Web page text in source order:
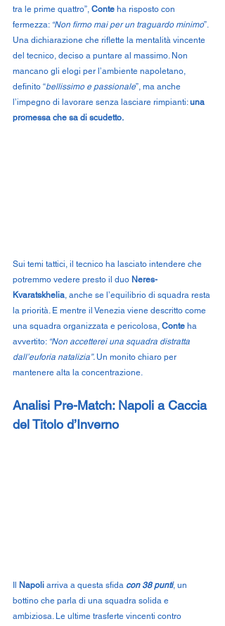
tra le prime quattro”, Conte ha risposto con
fermezza: “Non firmo mai per un traguardo minimo”.
Una dichiarazione che riflette la mentalità vincente
del tecnico, deciso a puntare al massimo. Non
mancano gli elogi per l’ambiente napoletano,
definito “bellissimo e passionale”, ma anche
l’impegno di lavorare senza lasciare rimpianti: una
promessa che sa di scudetto.
Sui temi tattici, il tecnico ha lasciato intendere che
potremmo vedere presto il duo Neres-
Kvaratskhelia, anche se l’equilibrio di squadra resta
la priorità. E mentre il Venezia viene descritto come
una squadra organizzata e pericolosa, Conte ha
avvertito: “Non accetterei una squadra distratta
dall’euforia natalizia”. Un monito chiaro per
mantenere alta la concentrazione.
Analisi Pre-Match: Napoli a Caccia
del Titolo d’Inverno
Napoli arriva a questa sfida con 38 punti, un
bottino che parla di una squadra solida e
ambiziosa. Le ultime trasferte vincenti contro